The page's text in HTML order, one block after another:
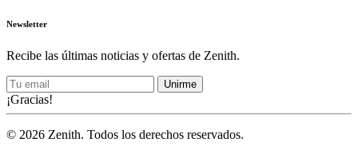
Newsletter
Recibe las últimas noticias y ofertas de Zenith.
Unirme
¡Gracias!
© 2026 Zenith. Todos los derechos reservados.